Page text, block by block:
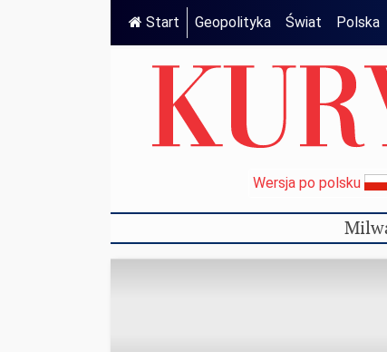
Start Geopolityka Świat Polska
Wersja po polsku